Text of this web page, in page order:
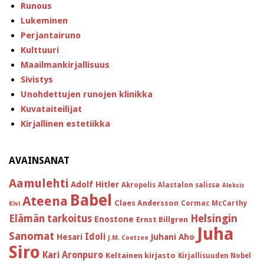
Runous
Lukeminen
Perjantairuno
Kulttuuri
Maailmankirjallisuus
Sivistys
Unohdettujen runojen klinikka
Kuvataiteilijat
Kirjallinen estetiikka
AVAINSANAT
Aamulehti Adolf Hitler Akropolis Alastalon salissa Aleksis
Kivi Ateena Babel Claes Andersson Cormac McCarthy
Elämän tarkoitus Enostone Ernst Billgren Helsingin
Sanomat Hesari Idoli J.M. Coetzee Juhani Aho Juha
Siro Kari Aronpuro Keltainen kirjasto Kirjallisuuden Nobel